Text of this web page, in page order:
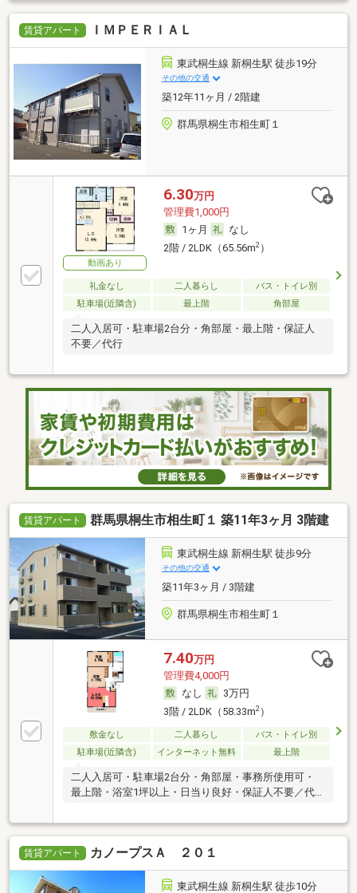
賃貸アパート ＩＭＰＥＲＩＡＬ
東武桐生線 新桐生駅 徒歩19分
その他の交通
築12年11ヶ月 / 2階建
群馬県桐生市相生町１
動画あり
6.30万円
管理費1,000円
1ヶ月
なし
2階 / 2LDK（65.56m2）
礼金なし 二人暮らし
バス・トイレ別
駐車場(近隣含)
最上階 角部屋
二人入居可・駐車場2台分・角部屋・最上階・保証人
不要／代行
賃貸アパート 群馬県桐生市相生町１ 築11年3ヶ月 3階建
東武桐生線 新桐生駅 徒歩9分
その他の交通
築11年3ヶ月 / 3階建
群馬県桐生市相生町１
7.40万円
管理費4,000円
なし
3万円
3階 / 2LDK（58.33m2）
敷金なし 二人暮らし
バス・トイレ別
駐車場(近隣含)
インターネット無料 最上階
二人入居可・駐車場2台分・角部屋・事務所使用可・
最上階・浴室1坪以上・日当り良好・保証人不要／代
行
賃貸アパート カノープスＡ ２０１
東武桐生線 新桐生駅 徒歩10分